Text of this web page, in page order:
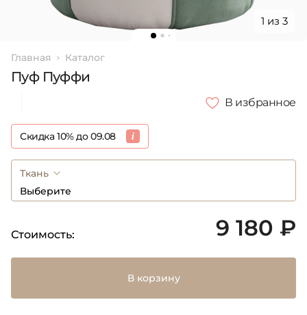
1 из 3
Главная Каталог
Пуф Пуффи
В избранное
Скидка 10% до 09.08
Ткань
Выберите
Стоимость: 9 180 ₽
В корзину